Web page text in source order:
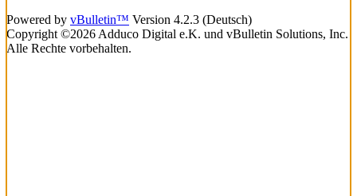
Powered by vBulletin™ Version 4.2.3 (Deutsch)
Copyright ©2026 Adduco Digital e.K. und vBulletin Solutions, Inc.
Alle Rechte vorbehalten.